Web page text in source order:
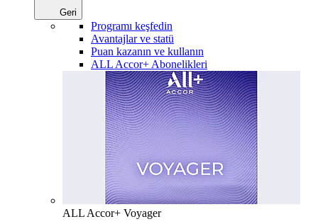
Geri
Programı keşfedin
Avantajlar ve statü
Puan kazanın ve kullanın
ALL Accor+ Abonelikleri
ALL Accor+ Voyager